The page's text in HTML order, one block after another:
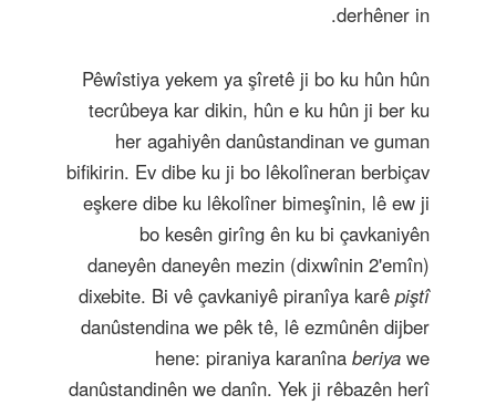
derhêner in.
Pêwîstiya yekem ya şîretê ji bo ku hûn hûn
tecrûbeya kar dikin, hûn e ku hûn ji ber ku
her agahiyên danûstandinan ve guman
bifikirin. Ev dibe ku ji bo lêkolîneran berbiçav
eşkere dibe ku lêkolîner bimeşînin, lê ew ji
bo kesên girîng ên ku bi çavkaniyên
daneyên daneyên mezin (dixwînin 2'emîn)
dixebite. Bi vê çavkaniyê piranîya karê piştî
danûstendina we pêk tê, lê ezmûnên dijber
hene: piraniya karanîna beriya we
danûstandinên we danîn. Yek ji rêbazên herî